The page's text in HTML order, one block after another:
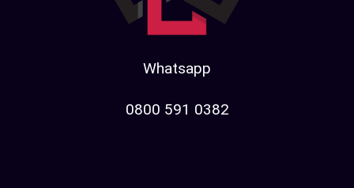
Whatsapp
0800 591 0382​